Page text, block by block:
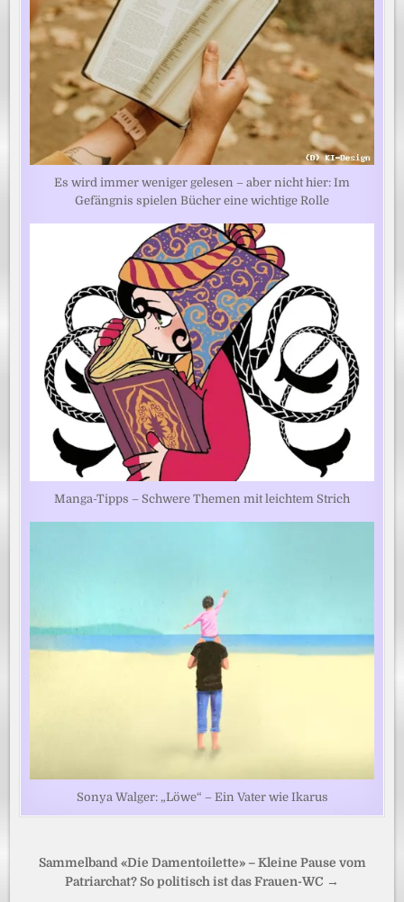
Es wird immer weniger gelesen – aber nicht hier: Im
Gefängnis spielen Bücher eine wichtige Rolle
Manga-Tipps – Schwere Themen mit leichtem Strich
Sonya Walger: „Löwe“ – Ein Vater wie Ikarus
Beitragsnavigation
Sammelband «Die Damentoilette» – Kleine Pause vom
Patriarchat? So politisch ist das Frauen-WC →